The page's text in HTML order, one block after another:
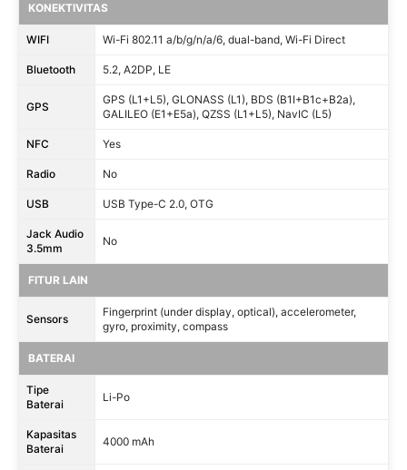
KONEKTIVITAS
WIFI Wi-Fi 802.11 a/b/g/n/a/6, dual-band, Wi-Fi Direct
Bluetooth 5.2, A2DP, LE
GPS
GPS (L1+L5), GLONASS (L1), BDS (B1I+B1c+B2a),
GALILEO (E1+E5a), QZSS (L1+L5), NavIC (L5)
NFC Yes
Radio No
USB USB Type-C 2.0, OTG
Jack Audio
3.5mm
No
FITUR LAIN
Sensors
Fingerprint (under display, optical), accelerometer,
gyro, proximity, compass
BATERAI
Tipe
Baterai
Li-Po
Kapasitas
Baterai
4000 mAh